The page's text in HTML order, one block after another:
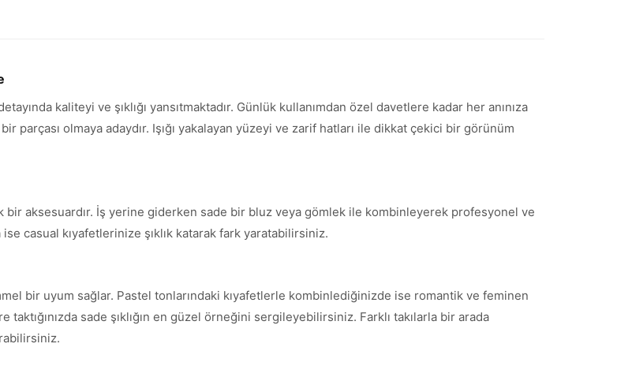
kaliteyi ve şıklığı yansıtmaktadır. Günlük kullanımdan özel davetlere kadar her anınıza
olmaya adaydır. Işığı yakalayan yüzeyi ve zarif hatları ile dikkat çekici bir görünüm
bir aksesuardır. İş yerine giderken sade bir bluz veya gömlek ile kombinleyerek profesyonel ve
casual kıyafetlerinize şıklık katarak fark yaratabilirsiniz.
bir uyum sağlar. Pastel tonlarındaki kıyafetlerle kombinlediğinizde ise romantik ve feminen
sade şıklığın en güzel örneğini sergileyebilirsiniz. Farklı takılarla bir arada